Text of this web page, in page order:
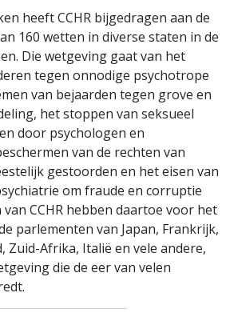
heeft CCHR bijgedragen aan de
160 wetten in diverse staten in de
Die wetgeving gaat van het
tegen onnodige psychotrope
van bejaarden tegen grove en
het stoppen van seksueel
door psychologen en
van de rechten van
gestoorden en het eisen van
om fraude en corruptie
CCHR hebben daartoe voor het
parlementen van Japan, Frankrijk,
Zuid-Afrika, Italië en vele andere,
die de eer van velen